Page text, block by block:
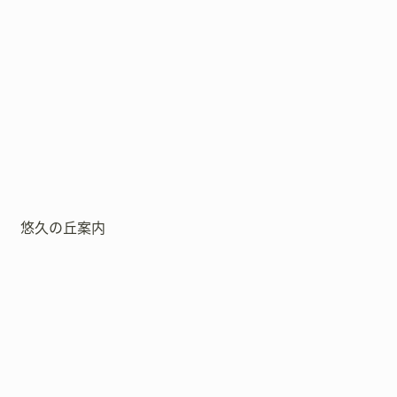
悠久の丘案内